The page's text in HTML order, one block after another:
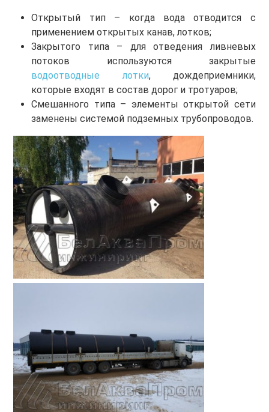
Открытый тип – когда вода отводится с
применением открытых канав, лотков;
Закрытого типа – для отведения ливневых
потоков используются закрытые
водоотводные лотки, дождеприемники,
которые входят в состав дорог и тротуаров;
Смешанного типа – элементы открытой сети
заменены системой подземных трубопроводов.